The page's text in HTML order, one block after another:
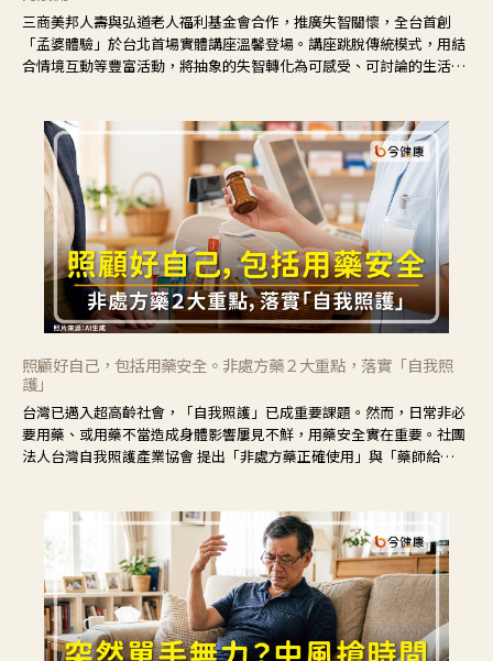
三商美邦人壽與弘道老人福利基金會合作，推廣失智關懷，全台首創
「孟婆體驗」於台北首場實體講座溫馨登場。講座跳脫傳統模式，用結
合情境互動等豐富活動，將抽象的失智轉化為可感受、可討論的生活情
照顧好自己，包括用藥安全。非處方藥２大重點，落實「自我照
護」
台灣已邁入超高齡社會，「自我照護」已成重要課題。然而，日常非必
要用藥、或用藥不當造成身體影響屢見不鮮，用藥安全實在重要。社團
法人台灣自我照護產業協會 提出「非處方藥正確使用」與「藥師給